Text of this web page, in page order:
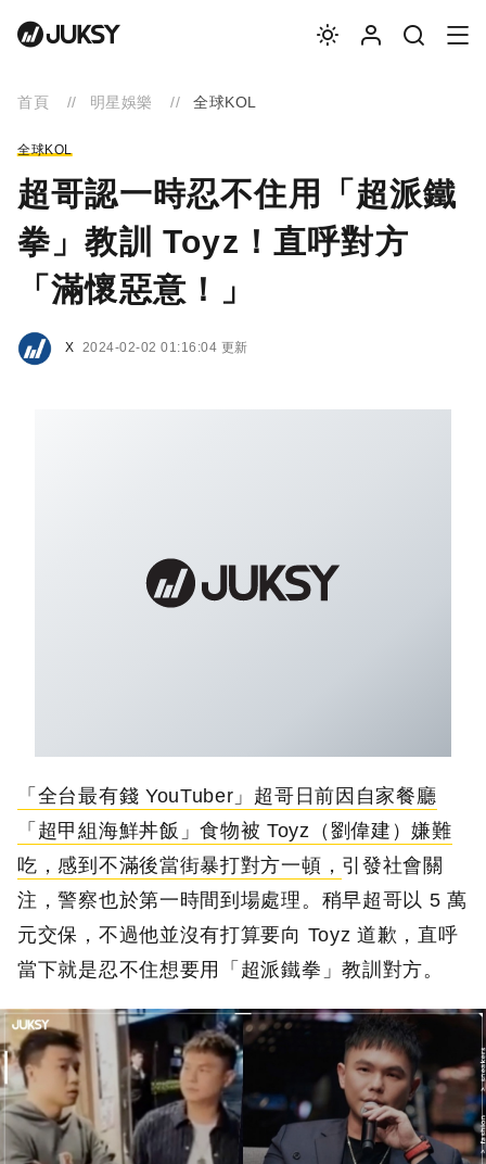
首頁 明星娛樂 全球KOL
全球KOL
超哥認一時忍不住用「超派鐵
拳」教訓 Toyz！直呼對方
「滿懷惡意！」
X 2024-02-02 01:16:04 更新
「全台最有錢 YouTuber」超哥日前因自家餐廳
「超甲組海鮮丼飯」食物被 Toyz（劉偉建）嫌難
吃，感到不滿後當街暴打對方一頓， 引發社會關
注，警察也於第一時間到場處理。稍早超哥以 5 萬
元交保，不過他並沒有打算要向 Toyz 道歉，直呼
當下就是忍不住想要用「超派鐵拳」教訓對方。